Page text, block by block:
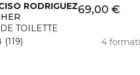
RODRIGUEZ
TOILETTE
69,00 €
4 formati
119